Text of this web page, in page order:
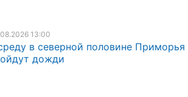
13:00
в северной половине Приморья
дожди